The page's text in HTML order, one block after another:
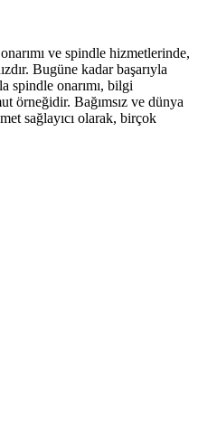
ve spindle hizmetlerinde,
Bugüne kadar başarıyla
spindle onarımı, bilgi
örneğidir. Bağımsız ve dünya
sağlayıcı olarak, birçok